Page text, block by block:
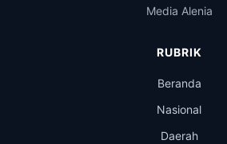
Media Alenia
RUBRIK
Beranda
Nasional
Daerah